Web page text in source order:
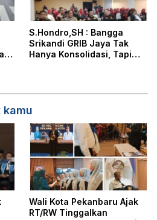
S.Hondro,SH : Bangga
Srikandi GRIB Jaya Tak
Hanya Konsolidasi, Tapi
kamu
Wali Kota Pekanbaru Ajak
RT/RW Tinggalkan